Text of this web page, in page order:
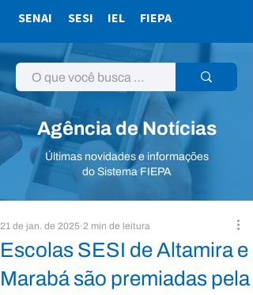
SENAI SESI IEL FIEPA
Agência de Notícias
Últimas novidades e informações
do Sistema FIEPA
Escolas SESI de Altamira e
Marabá são premiadas pela
21 de jan. de 2025 2 min de leitura